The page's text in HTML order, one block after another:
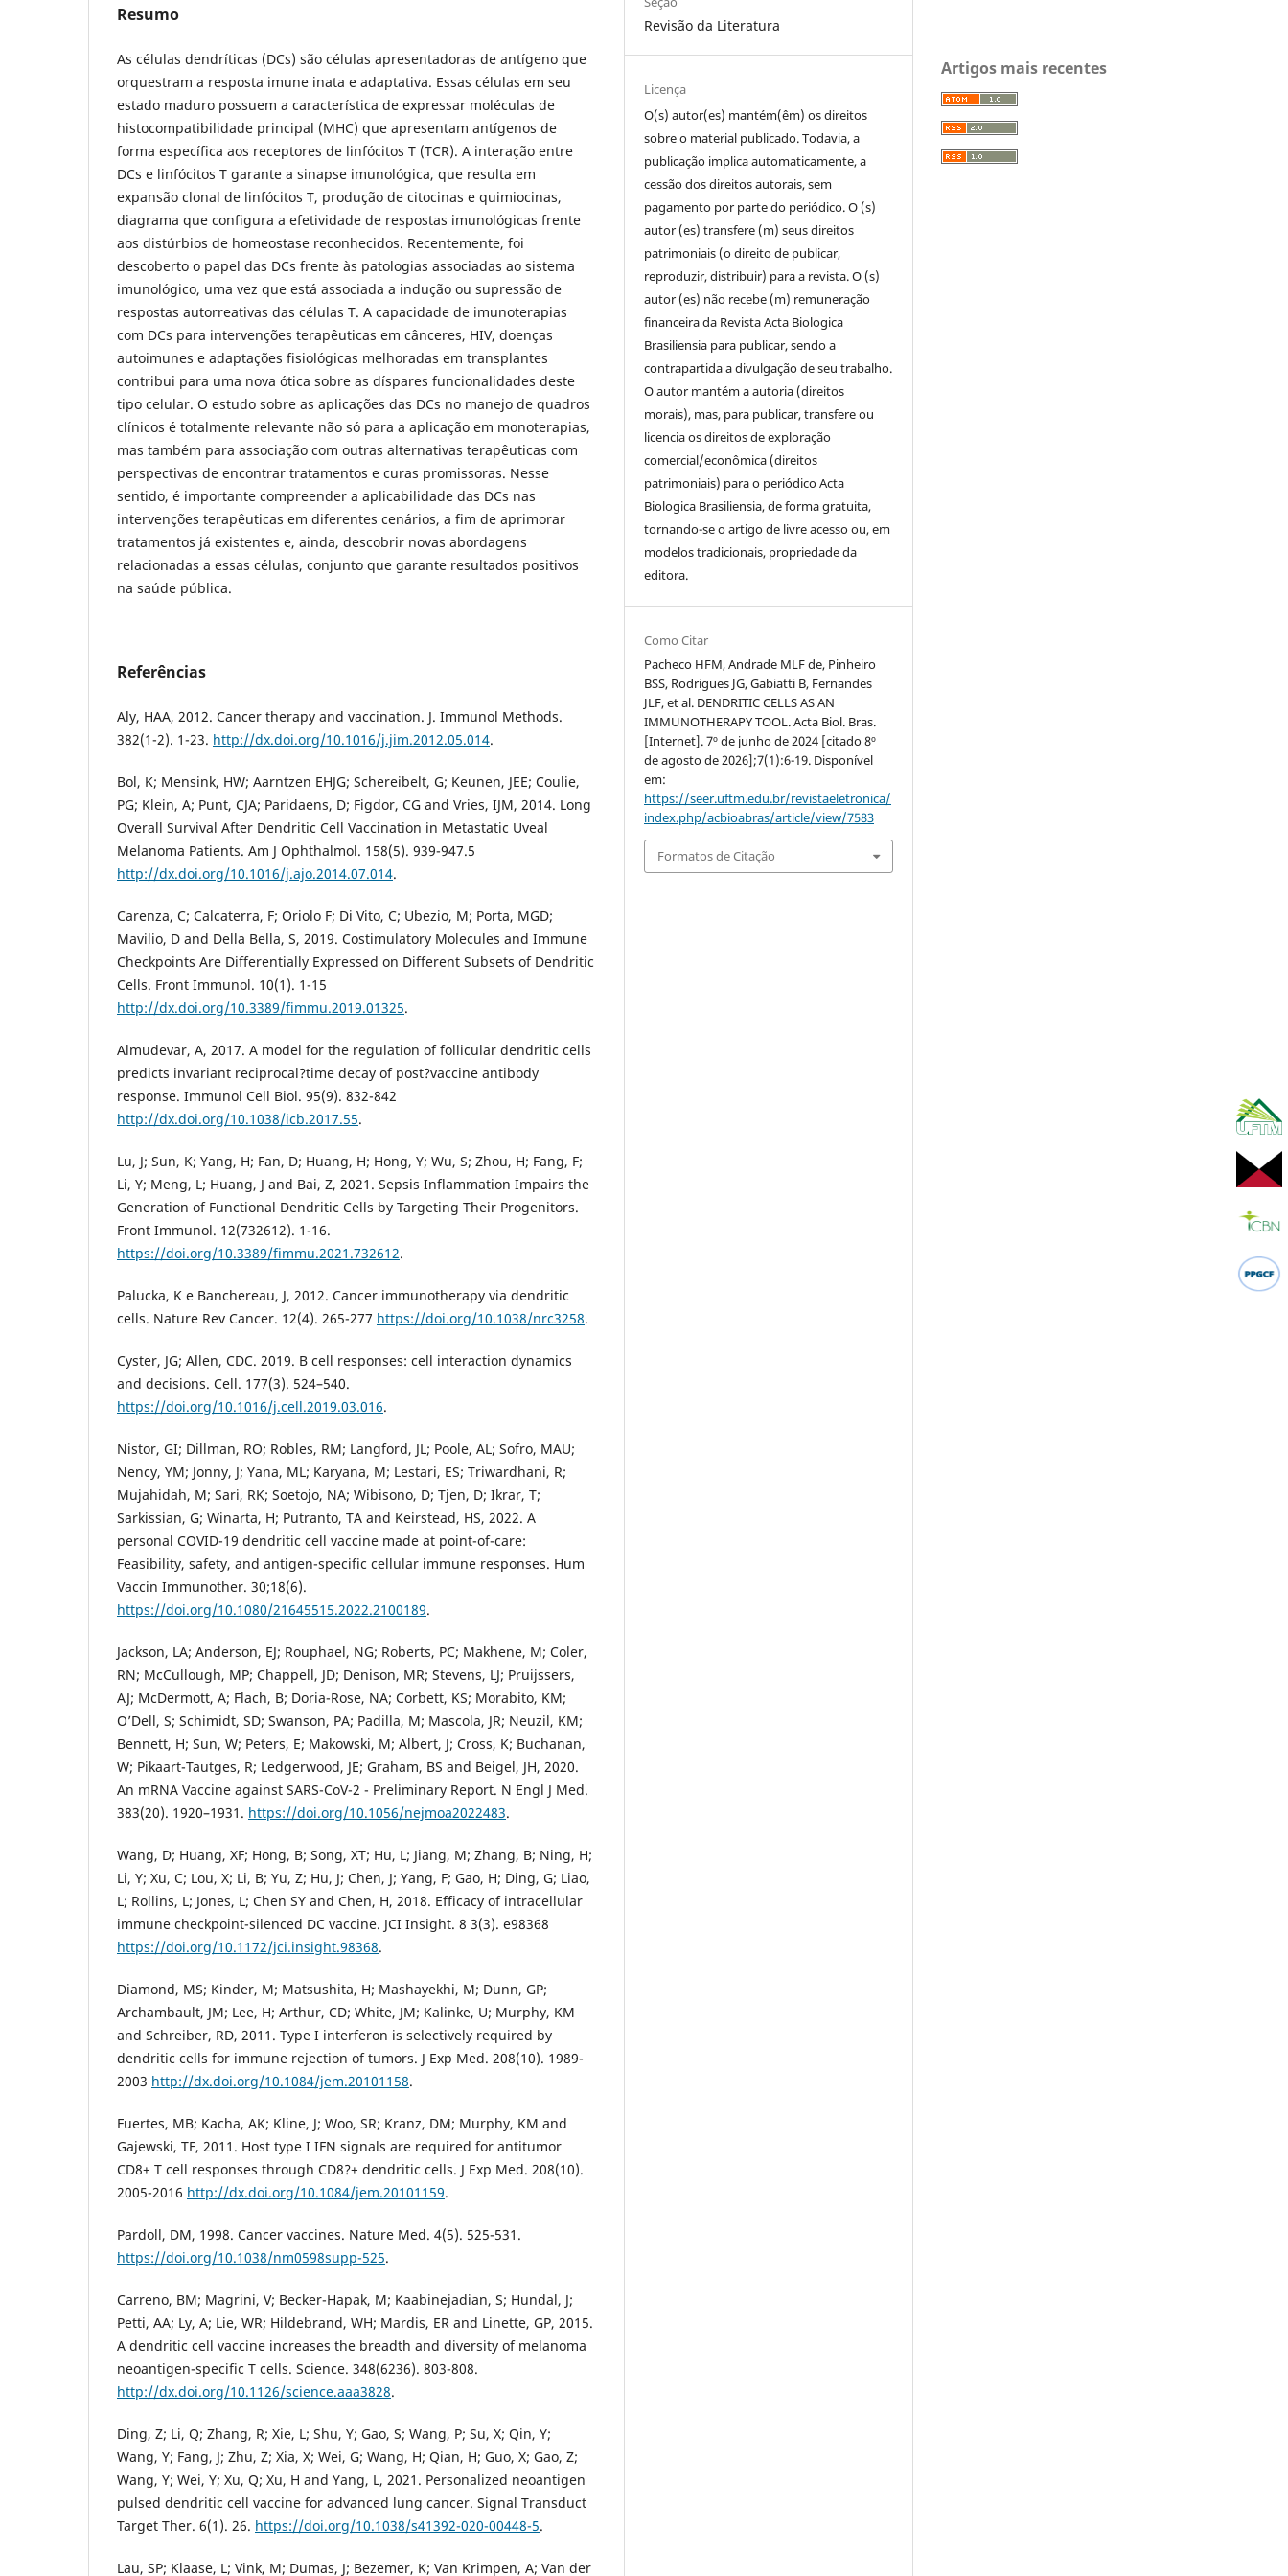
Resumo
As células dendríticas (DCs) são células apresentadoras de antígeno que
orquestram a resposta imune inata e adaptativa. Essas células em seu
estado maduro possuem a característica de expressar moléculas de
histocompatibilidade principal (MHC) que apresentam antígenos de
forma específica aos receptores de linfócitos T (TCR). A interação entre
DCs e linfócitos T garante a sinapse imunológica, que resulta em
expansão clonal de linfócitos T, produção de citocinas e quimiocinas,
diagrama que configura a efetividade de respostas imunológicas frente
aos distúrbios de homeostase reconhecidos. Recentemente, foi
descoberto o papel das DCs frente às patologias associadas ao sistema
imunológico, uma vez que está associada a indução ou supressão de
respostas autorreativas das células T. A capacidade de imunoterapias
com DCs para intervenções terapêuticas em cânceres, HIV, doenças
autoimunes e adaptações fisiológicas melhoradas em transplantes
contribui para uma nova ótica sobre as díspares funcionalidades deste
tipo celular. O estudo sobre as aplicações das DCs no manejo de quadros
clínicos é totalmente relevante não só para a aplicação em monoterapias,
mas também para associação com outras alternativas terapêuticas com
perspectivas de encontrar tratamentos e curas promissoras. Nesse
sentido, é importante compreender a aplicabilidade das DCs nas
intervenções terapêuticas em diferentes cenários, a fim de aprimorar
tratamentos já existentes e, ainda, descobrir novas abordagens
relacionadas a essas células, conjunto que garante resultados positivos
na saúde pública.
Referências
Aly, HAA, 2012. Cancer therapy and vaccination. J. Immunol Methods.
382(1-2). 1-23. http://dx.doi.org/10.1016/j.jim.2012.05.014.
Bol, K; Mensink, HW; Aarntzen EHJG; Schereibelt, G; Keunen, JEE; Coulie,
PG; Klein, A; Punt, CJA; Paridaens, D; Figdor, CG and Vries, IJM, 2014. Long
Overall Survival After Dendritic Cell Vaccination in Metastatic Uveal
Melanoma Patients. Am J Ophthalmol. 158(5). 939-947.5
http://dx.doi.org/10.1016/j.ajo.2014.07.014.
Carenza, C; Calcaterra, F; Oriolo F; Di Vito, C; Ubezio, M; Porta, MGD;
Mavilio, D and Della Bella, S, 2019. Costimulatory Molecules and Immune
Checkpoints Are Differentially Expressed on Different Subsets of Dendritic
Cells. Front Immunol. 10(1). 1-15
http://dx.doi.org/10.3389/fimmu.2019.01325.
Almudevar, A, 2017. A model for the regulation of follicular dendritic cells
predicts invariant reciprocal?time decay of post?vaccine antibody
response. Immunol Cell Biol. 95(9). 832-842
http://dx.doi.org/10.1038/icb.2017.55.
Lu, J; Sun, K; Yang, H; Fan, D; Huang, H; Hong, Y; Wu, S; Zhou, H; Fang, F;
Li, Y; Meng, L; Huang, J and Bai, Z, 2021. Sepsis Inflammation Impairs the
Generation of Functional Dendritic Cells by Targeting Their Progenitors.
Front Immunol. 12(732612). 1-16.
https://doi.org/10.3389/fimmu.2021.732612.
Palucka, K e Banchereau, J, 2012. Cancer immunotherapy via dendritic
cells. Nature Rev Cancer. 12(4). 265-277 https://doi.org/10.1038/nrc3258.
Cyster, JG; Allen, CDC. 2019. B cell responses: cell interaction dynamics
and decisions. Cell. 177(3). 524–540.
https://doi.org/10.1016/j.cell.2019.03.016.
Nistor, GI; Dillman, RO; Robles, RM; Langford, JL; Poole, AL; Sofro, MAU;
Nency, YM; Jonny, J; Yana, ML; Karyana, M; Lestari, ES; Triwardhani, R;
Mujahidah, M; Sari, RK; Soetojo, NA; Wibisono, D; Tjen, D; Ikrar, T;
Sarkissian, G; Winarta, H; Putranto, TA and Keirstead, HS, 2022. A
personal COVID-19 dendritic cell vaccine made at point-of-care:
Feasibility, safety, and antigen-specific cellular immune responses. Hum
Vaccin Immunother. 30;18(6).
https://doi.org/10.1080/21645515.2022.2100189.
Jackson, LA; Anderson, EJ; Rouphael, NG; Roberts, PC; Makhene, M; Coler,
RN; McCullough, MP; Chappell, JD; Denison, MR; Stevens, LJ; Pruijssers,
AJ; McDermott, A; Flach, B; Doria-Rose, NA; Corbett, KS; Morabito, KM;
O’Dell, S; Schimidt, SD; Swanson, PA; Padilla, M; Mascola, JR; Neuzil, KM;
Bennett, H; Sun, W; Peters, E; Makowski, M; Albert, J; Cross, K; Buchanan,
W; Pikaart-Tautges, R; Ledgerwood, JE; Graham, BS and Beigel, JH, 2020.
An mRNA Vaccine against SARS-CoV-2 - Preliminary Report. N Engl J Med.
383(20). 1920–1931. https://doi.org/10.1056/nejmoa2022483.
Wang, D; Huang, XF; Hong, B; Song, XT; Hu, L; Jiang, M; Zhang, B; Ning, H;
Li, Y; Xu, C; Lou, X; Li, B; Yu, Z; Hu, J; Chen, J; Yang, F; Gao, H; Ding, G; Liao,
L; Rollins, L; Jones, L; Chen SY and Chen, H, 2018. Efficacy of intracellular
immune checkpoint-silenced DC vaccine. JCI Insight. 8 3(3). e98368
https://doi.org/10.1172/jci.insight.98368.
Diamond, MS; Kinder, M; Matsushita, H; Mashayekhi, M; Dunn, GP;
Archambault, JM; Lee, H; Arthur, CD; White, JM; Kalinke, U; Murphy, KM
and Schreiber, RD, 2011. Type I interferon is selectively required by
dendritic cells for immune rejection of tumors. J Exp Med. 208(10). 1989-
2003 http://dx.doi.org/10.1084/jem.20101158.
Fuertes, MB; Kacha, AK; Kline, J; Woo, SR; Kranz, DM; Murphy, KM and
Gajewski, TF, 2011. Host type I IFN signals are required for antitumor
CD8+ T cell responses through CD8?+ dendritic cells. J Exp Med. 208(10).
2005-2016 http://dx.doi.org/10.1084/jem.20101159.
Pardoll, DM, 1998. Cancer vaccines. Nature Med. 4(5). 525-531.
https://doi.org/10.1038/nm0598supp-525.
Carreno, BM; Magrini, V; Becker-Hapak, M; Kaabinejadian, S; Hundal, J;
Petti, AA; Ly, A; Lie, WR; Hildebrand, WH; Mardis, ER and Linette, GP, 2015.
A dendritic cell vaccine increases the breadth and diversity of melanoma
neoantigen-specific T cells. Science. 348(6236). 803-808.
http://dx.doi.org/10.1126/science.aaa3828.
Ding, Z; Li, Q; Zhang, R; Xie, L; Shu, Y; Gao, S; Wang, P; Su, X; Qin, Y;
Wang, Y; Fang, J; Zhu, Z; Xia, X; Wei, G; Wang, H; Qian, H; Guo, X; Gao, Z;
Wang, Y; Wei, Y; Xu, Q; Xu, H and Yang, L, 2021. Personalized neoantigen
pulsed dendritic cell vaccine for advanced lung cancer. Signal Transduct
Target Ther. 6(1). 26. https://doi.org/10.1038/s41392-020-00448-5.
Lau, SP; Klaase, L; Vink, M; Dumas, J; Bezemer, K; Van Krimpen, A; Van der
Revisão da Literatura
Licença
O(s) autor(es) mantém(êm) os direitos
sobre o material publicado. Todavia, a
publicação implica automaticamente, a
cessão dos direitos autorais, sem
pagamento por parte do periódico. O (s)
autor (es) transfere (m) seus direitos
patrimoniais (o direito de publicar,
reproduzir, distribuir) para a revista.O (s)
autor (es) não recebe (m) remuneração
financeira da Revista Acta Biologica
Brasiliensia para publicar, sendo a
contrapartida a divulgação de seu trabalho.
O autor mantém a autoria (direitos
morais), mas, para publicar, transfere ou
licencia os direitos de exploração
comercial/econômica (direitos
patrimoniais) para o periódico Acta
Biologica Brasiliensia, de forma gratuita,
tornando-se o artigo de livre acesso ou, em
modelos tradicionais, propriedade da
editora.
Como Citar
Pacheco HFM, Andrade MLF de, Pinheiro
BSS, Rodrigues JG, Gabiatti B, Fernandes
JLF, et al. DENDRITIC CELLS AS AN
IMMUNOTHERAPY TOOL. Acta Biol. Bras.
[Internet]. 7º de junho de 2024 [citado 8º
de agosto de 2026];7(1):6-19. Disponível
em:
https://seer.uftm.edu.br/revistaeletronica/
index.php/acbioabras/article/view/7583
Formatos de Citação
Artigos mais recentes